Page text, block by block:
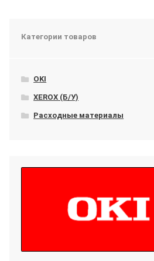
Категории товаров
OKI
XEROX (Б/У)
Расходные материалы